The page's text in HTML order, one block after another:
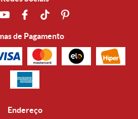
de Pagamento
Endereço